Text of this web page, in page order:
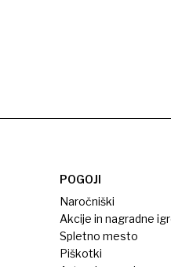
POGOJI
Naročniški
Akcije in nagradne
Spletno mesto
Piškotki